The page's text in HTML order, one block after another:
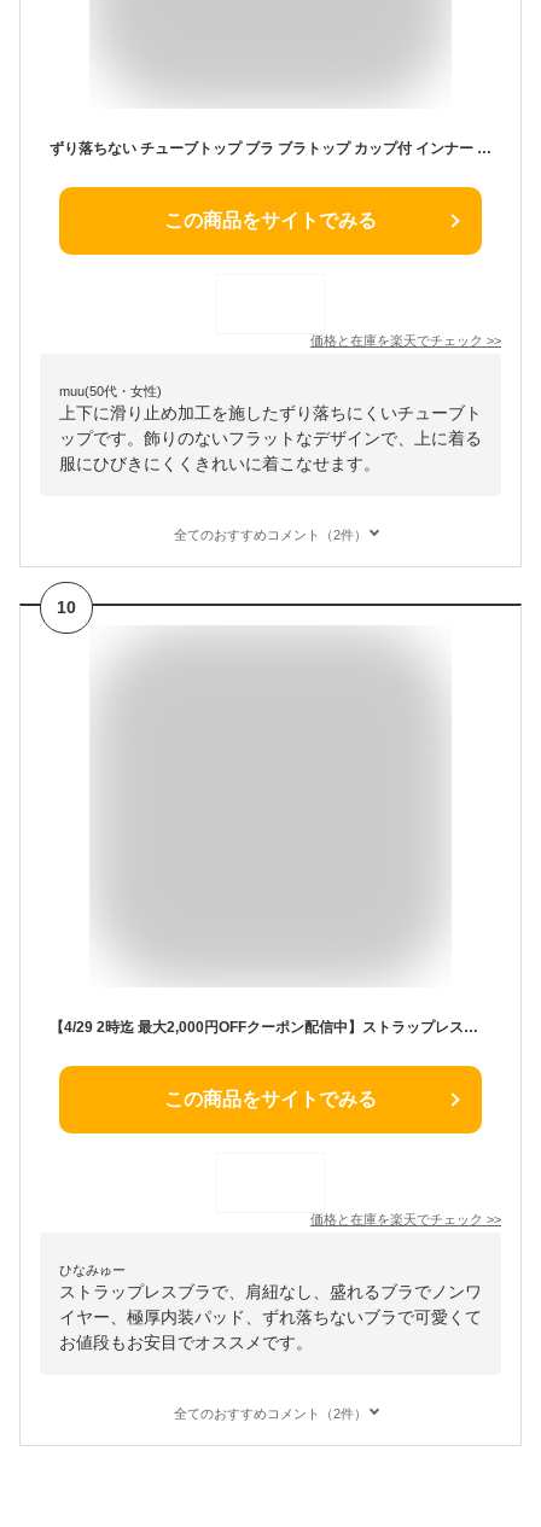
ずり落ちない チューブトップ ブラ ブラトップ カップ付 インナー ストラップレス 肩紐なし ダンス ブラジャー ベアトップ トップス ズレない ズレにくい ドレス ブラ レディース ずれない 白 黒 涼しい シームレス 送料無料
この商品をサイトでみる
価格と在庫を楽天でチェック >>
muu(50代・女性)
上下に滑り止め加工を施したずり落ちにくいチューブト
ップです。飾りのないフラットなデザインで、上に着る
服にひびきにくくきれいに着こなせます。
全てのおすすめコメント（2件）
10
【4/29 2時迄 最大2,000円OFFクーポン配信中】ストラップレスブラ 肩紐なし ブラ ストラップレス チューブトップ ブラ紐なし 盛れる ブラジャー ノンワイヤー 盛り レース 育乳 谷間 脇高 極厚 内蔵パッド 可愛い おしゃれ ドレス オフショルダー用ブラジャー
この商品をサイトでみる
価格と在庫を楽天でチェック >>
ひなみゅー
ストラップレスブラで、肩紐なし、盛れるブラでノンワ
イヤー、極厚内装パッド、ずれ落ちないブラで可愛くて
お値段もお安目でオススメです。
全てのおすすめコメント（2件）